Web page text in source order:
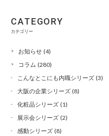
CATEGORY
カテゴリー
お知らせ(4)
コラム (280)
こんなとこにも内職シリーズ(3)
大阪の企業シリーズ(8)
化粧品シリーズ(1)
展示会シリーズ(2)
感動シリーズ(8)